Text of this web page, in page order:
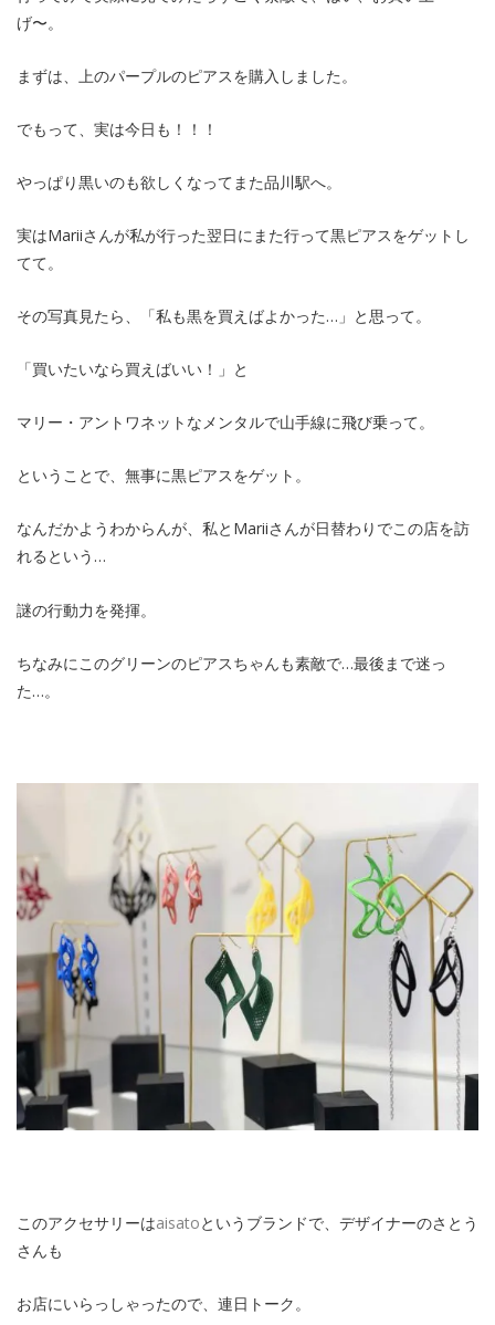
げ〜。
まずは、上のパープルのピアスを購入しました。
でもって、実は今日も！！！
やっぱり黒いのも欲しくなってまた品川駅へ。
実はMariiさんが私が行った翌日にまた行って黒ピアスをゲットし
てて。
その写真見たら、「私も黒を買えばよかった…」と思って。
「買いたいなら買えばいい！」と
マリー・アントワネットなメンタルで山手線に飛び乗って。
ということで、無事に黒ピアスをゲット。
なんだかようわからんが、私とMariiさんが日替わりでこの店を訪
れるという…
謎の行動力を発揮。
ちなみにこのグリーンのピアスちゃんも素敵で…最後まで迷っ
た…。
このアクセサリーはaisatoというブランドで、デザイナーのさとう
さんも
お店にいらっしゃったので、連日トーク。